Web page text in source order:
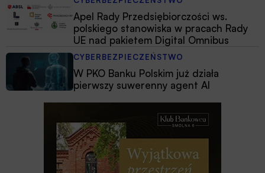
Apel Rady Przedsiębiorczości ws.
polskiego stanowiska w pracach Rady
UE nad pakietem Digital Omnibus
CYBERBEZPIECZEŃSTWO
W PKO Banku Polskim już działa
pierwszy suwerenny agent AI